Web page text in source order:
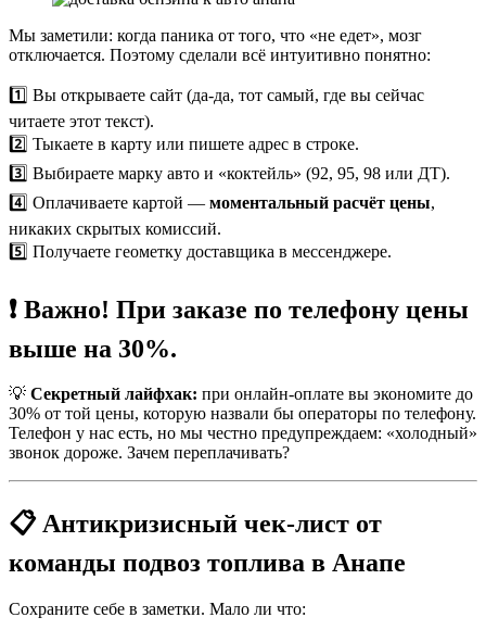
Мы заметили: когда паника от того, что «не едет», мозг
отключается. Поэтому сделали всё интуитивно понятно:
1️⃣ Вы открываете сайт (да-да, тот самый, где вы сейчас
читаете этот текст).
2️⃣ Тыкаете в карту или пишете адрес в строке.
3️⃣ Выбираете марку авто и «коктейль» (92, 95, 98 или ДТ).
4️⃣ Оплачиваете картой — моментальный расчёт цены,
никаких скрытых комиссий.
5️⃣ Получаете геометку доставщика в мессенджере.
❗ Важно! При заказе по телефону цены
выше на 30%.
💡 Секретный лайфхак: при онлайн-оплате вы экономите до
30% от той цены, которую назвали бы операторы по телефону.
Телефон у нас есть, но мы честно предупреждаем: «холодный»
звонок дороже. Зачем переплачивать?
📋 Антикризисный чек-лист от
команды подвоз топлива в Анапе
Сохраните себе в заметки. Мало ли что: